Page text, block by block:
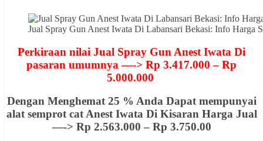
Jual Spray Gun Anest Iwata Di Labansari Bekasi: Info Harga
Perkiraan nilai Jual Spray Gun Anest Iwata Di
pasaran umumnya —-> Rp 3.417.000 – Rp
5.000.000
Dengan Menghemat 25 % Anda Dapat mempunyai
alat semprot cat Anest Iwata Di Kisaran Harga Jual
—-> Rp 2.563.000 – Rp 3.750.00